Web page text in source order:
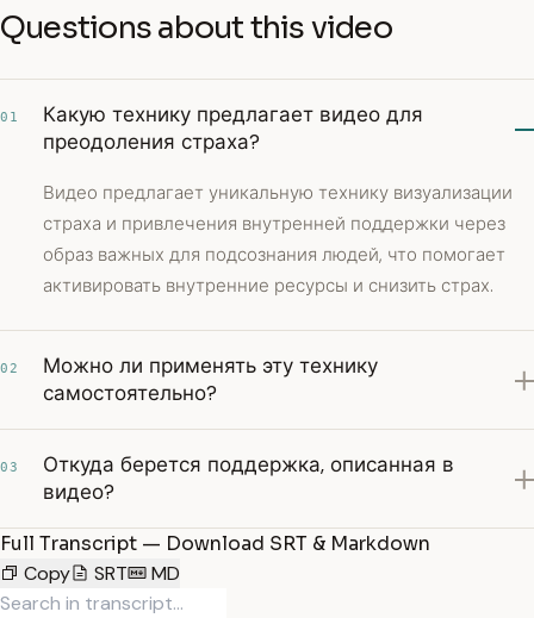
Questions about this video
01
Какую технику предлагает видео для
преодоления страха?
Видео предлагает уникальную технику визуализации
страха и привлечения внутренней поддержки через
образ важных для подсознания людей, что помогает
активировать внутренние ресурсы и снизить страх.
02
Можно ли применять эту технику
самостоятельно?
03
Откуда берется поддержка, описанная в
видео?
Full Transcript — Download SRT & Markdown
Copy
SRT MD